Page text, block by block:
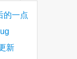
的一点
新